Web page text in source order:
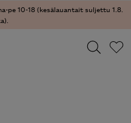
pe 10-18 (kesälauantait suljettu 1.8.